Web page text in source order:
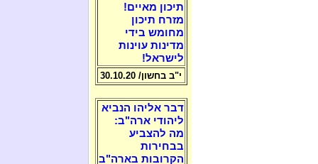
תיכון מאיים!
מזרח תיכון
מחומש בידי
מדינות עוינות
לישראל!
י"ב בחשון/ 30.10.20
דבר אליהו הנביא
ליהודי ארה"ב:
מה להצביע
בבחירות
הקרובות בארה"ב